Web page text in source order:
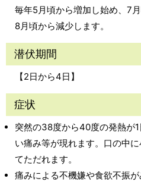
毎年5月頃から増加し始め、7
8月頃から減少します。
潜伏期間
【2日から4日】
症状
突然の38度から40度の発熱が
い痛み等が現れます。口の中
てただれます。
痛みによる不機嫌や食欲不振